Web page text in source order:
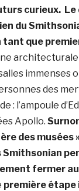
curieux. Le
du
tant que
immenses
des
: l’ampoule
Apollo.
des musées
Smithsonian
fermer
première